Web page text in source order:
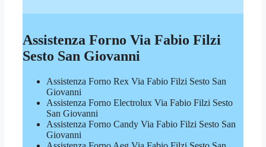
Assistenza Forno Via Fabio Filzi
Sesto San Giovanni
Assistenza Forno Rex Via Fabio Filzi Sesto San
Giovanni
Assistenza Forno Electrolux Via Fabio Filzi Sesto
San Giovanni
Assistenza Forno Candy Via Fabio Filzi Sesto San
Giovanni